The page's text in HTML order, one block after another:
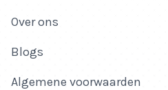
Over ons
Blogs
Algemene voorwaarden